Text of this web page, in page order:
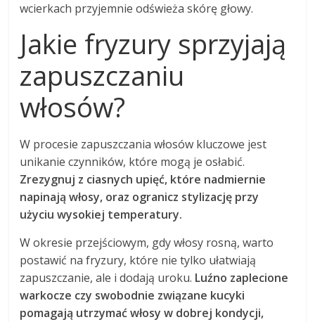
wcierkach przyjemnie odświeża skórę głowy.
Jakie fryzury sprzyjają
zapuszczaniu
włosów?
W procesie zapuszczania włosów kluczowe jest
unikanie czynników, które mogą je osłabić.
Zrezygnuj z ciasnych upięć, które nadmiernie
napinają włosy, oraz ogranicz stylizację przy
użyciu wysokiej temperatury.
W okresie przejściowym, gdy włosy rosną, warto
postawić na fryzury, które nie tylko ułatwiają
zapuszczanie, ale i dodają uroku. Luźno zaplecione
warkocze czy swobodnie związane kucyki
pomagają utrzymać włosy w dobrej kondycji,